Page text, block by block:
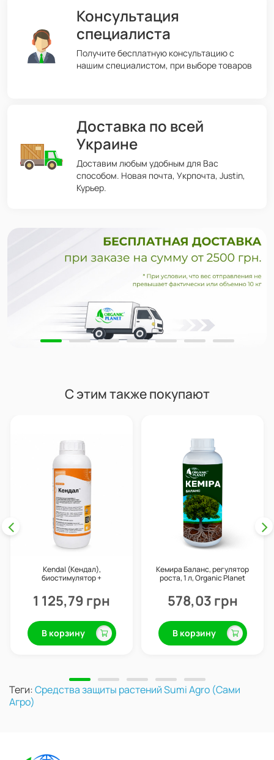
Консультация
специалиста
Получите бесплатную консультацию с
нашим специалистом, при выборе товаров
Доставка по всей
Украине
Доставим любым удобным для Вас
способом. Новая почта, Укрпочта, Justin,
Курьер.
С этим также покупают
Kendal (Кендал),
биостимулятор +
Valagro
1 125,79 грн
В корзину
Кемира Баланс, регулятор
роста, 1 л, Organic Planet
578,03 грн
В корзину
Теги:Средства защиты растений Sumi Agro (Сами
Агро)